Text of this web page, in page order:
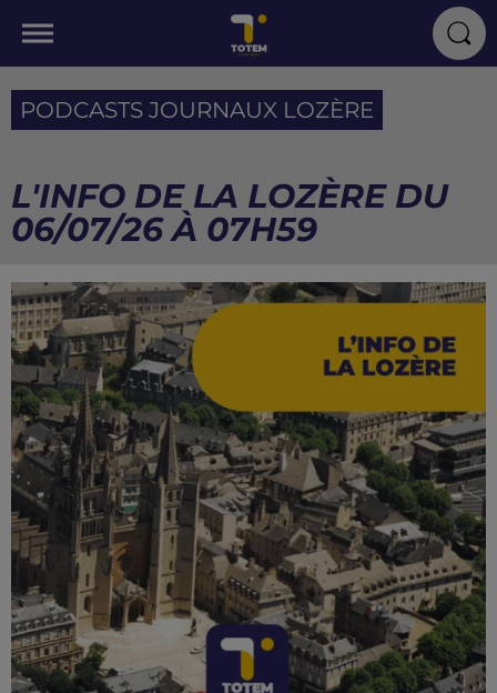
PODCASTS JOURNAUX LOZÈRE
L'INFO DE LA LOZÈRE DU
06/07/26 À 07H59